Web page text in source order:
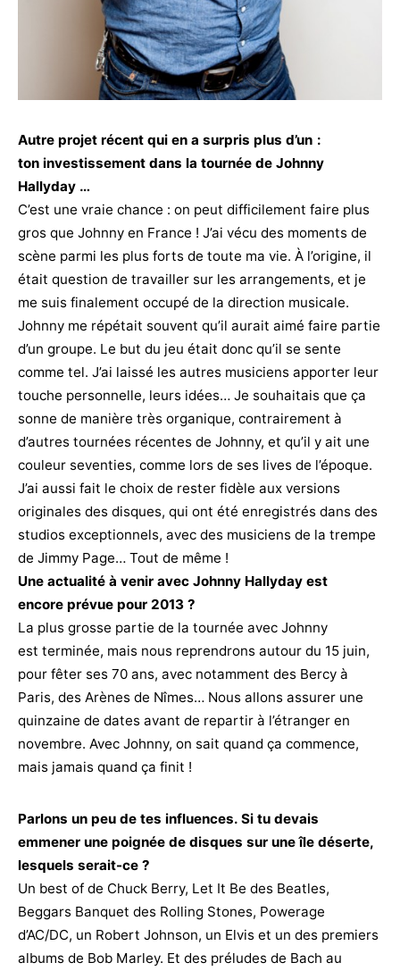
Autre projet récent qui en a surpris plus d’un :
ton investissement dans la tournée de Johnny
Hallyday …
C’est une vraie chance : on peut difficilement faire plus
gros que Johnny en France ! J’ai vécu des moments de
scène parmi les plus forts de toute ma vie. À l’origine, il
était question de travailler sur les arrangements, et je
me suis finalement occupé de la direction musicale.
Johnny me répétait souvent qu’il aurait aimé faire partie
d’un groupe. Le but du jeu était donc qu’il se sente
comme tel. J’ai laissé les autres musiciens apporter leur
touche personnelle, leurs idées… Je souhaitais que ça
sonne de manière très organique, contrairement à
d’autres tournées récentes de Johnny, et qu’il y ait une
couleur seventies, comme lors de ses lives de l’époque.
J’ai aussi fait le choix de rester fidèle aux versions
originales des disques, qui ont été enregistrés dans des
studios exceptionnels, avec des musiciens de la trempe
de Jimmy Page… Tout de même !
Une actualité à venir avec Johnny Hallyday est
encore prévue pour 2013 ?
La plus grosse partie de la tournée avec Johnny
est terminée, mais nous reprendrons autour du 15 juin,
pour fêter ses 70 ans, avec notamment des Bercy à
Paris, des Arènes de Nîmes… Nous allons assurer une
quinzaine de dates avant de repartir à l’étranger en
novembre. Avec Johnny, on sait quand ça commence,
mais jamais quand ça finit !
Parlons un peu de tes influences. Si tu devais
emmener une poignée de disques sur une île déserte,
lesquels serait-ce ?
Un best of de Chuck Berry, Let It Be des Beatles,
Beggars Banquet des Rolling Stones, Powerage
d’AC/DC, un Robert Johnson, un Elvis et un des premiers
albums de Bob Marley. Et des préludes de Bach au